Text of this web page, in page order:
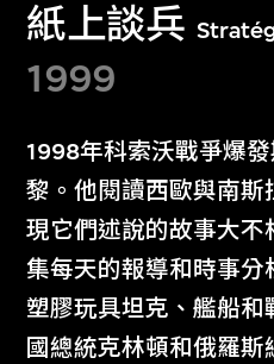
紙上談兵
1999
1998年科索沃戰爭爆
黎。他閱讀西歐與南
現它們述說的故事大
集每天的報導和時事
塑膠玩具坦克、艦船
國總統克林頓和俄羅斯